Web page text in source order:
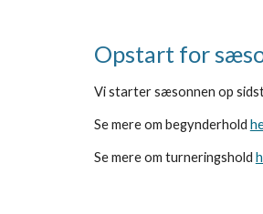
Opstart for
Vi starter sæsonnen op
Se mere om begynderhold
Se mere om turneringshold